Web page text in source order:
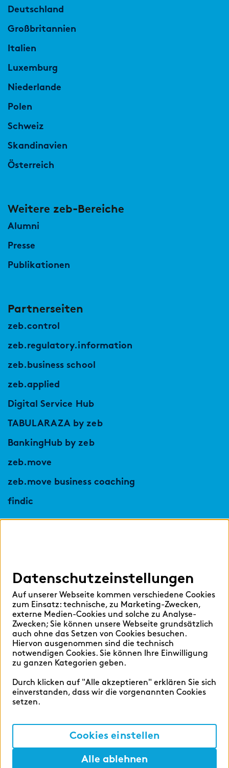
Deutschland
Großbritannien
Italien
Luxemburg
Niederlande
Polen
Schweiz
Skandinavien
Österreich
Weitere zeb-Bereiche
Alumni
Presse
Publikationen
Partnerseiten
zeb.control
zeb.regulatory.information
zeb.business school
zeb.applied
Digital Service Hub
TABULARAZA by zeb
BankingHub by zeb
zeb.move
zeb.move business coaching
findic
Deutsch English
Datenschutzerklärung
Impressum
Datenschutzeinstellungen
Auf unserer Webseite kommen verschiedene Cookies
zum Einsatz: technische, zu Marketing-Zwecken,
externe Medien-Cookies und solche zu Analyse-
Zwecken; Sie können unsere Webseite grundsätzlich
auch ohne das Setzen von Cookies besuchen.
Hiervon ausgenommen sind die technisch
notwendigen Cookies. Sie können Ihre Einwilligung
zu ganzen Kategorien geben.
Durch klicken auf "Alle akzeptieren" erklären Sie sich
einverstanden, dass wir die vorgenannten Cookies
setzen.
Cookies einstellen
Alle ablehnen